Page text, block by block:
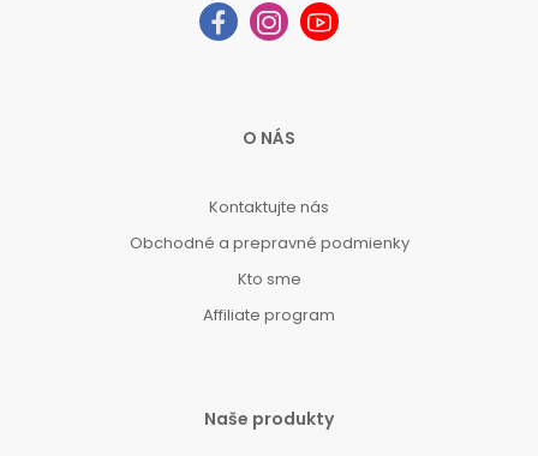
O NÁS
Kontaktujte nás
Obchodné a prepravné podmienky
Kto sme
Affiliate program
Naše produkty